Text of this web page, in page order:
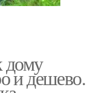
дому
и дешево.